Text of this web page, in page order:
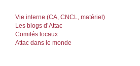
Vie interne (CA, CNCL, matériel)
Les blogs d’Attac
Comités locaux
Attac dans le monde